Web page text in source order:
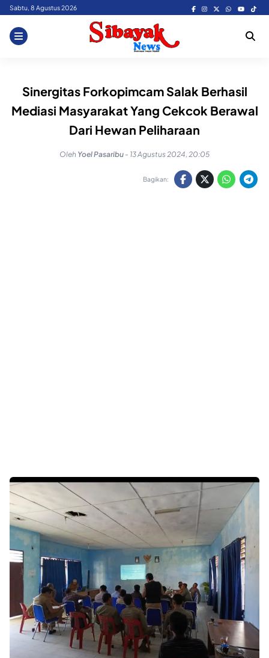
Skip
content
Sabtu, 8 Agustus 2026
Sinergitas Forkopimcam Salak Berhasil
Mediasi Masyarakat Yang Cekcok Berawal
Dari Hewan Peliharaan
Oleh Yoel Pasaribu - 13 Agustus 2024, 20:05
Bagikan: